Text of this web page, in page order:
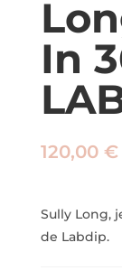
In
120,00 €
Sully Long,
de Labdip.